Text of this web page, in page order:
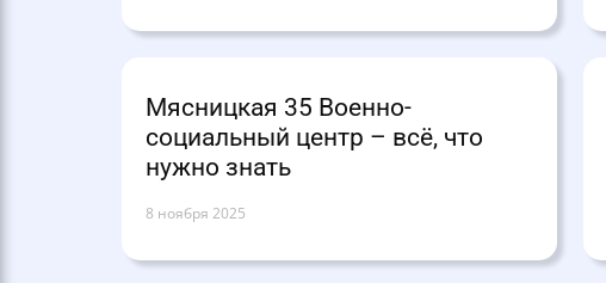
Мясницкая 35 Военно-
социальный центр – всё, что
нужно знать
8 ноября 2025